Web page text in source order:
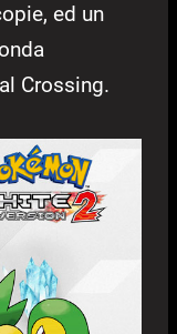
ed un
Crossing.